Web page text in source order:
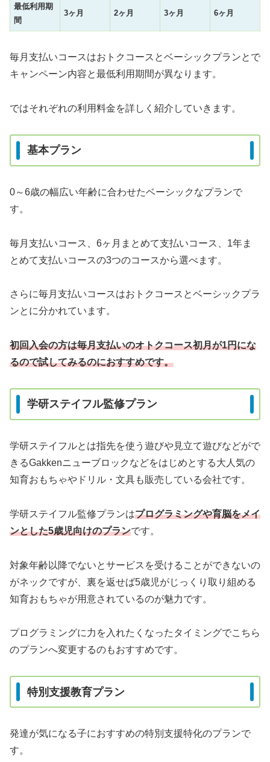
最低利用期
間
3ヶ月 2ヶ月 3ヶ月 6ヶ月
毎月支払いコースはおトクコースとベーシックプランとで
キャンペーン内容と最低利用期間が異なります。
ではそれぞれの利用料金を詳しく紹介していきます。
基本プラン
0～6歳の幅広い年齢に合わせたベーシックなプランで
す。
毎月支払いコース、6ヶ月まとめて支払いコース、1年ま
とめて支払いコースの3つのコースから選べます。
さらに毎月支払いコースはおトクコースとベーシックプラ
ンとに分かれています。
初回入会の方は毎月支払いのオトクコース初月が1円にな
るので試してみるのにおすすめです。
学研ステイフル監修プラン
学研ステイフルとは指先を使う遊びや見立て遊びなどがで
きるGakkenニューブロックなどをはじめとする大人気の
知育おもちゃやドリル・文具も販売している会社です。
学研ステイフル監修プランはプログラミングや育脳をメイ
ンとした5歳児向けのプランです。
対象年齢以降でないとサービスを受けることができないの
がネックですが、裏を返せば5歳児がじっくり取り組める
知育おもちゃが用意されているのが魅力です。
プログラミングに力を入れたくなったタイミングでこちら
のプランへ変更するのもおすすめです。
特別支援教育プラン
発達が気になる子におすすめの特別支援特化のプランで
す。